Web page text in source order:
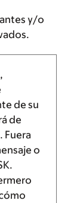
y/o
de su
de
Fuera
o